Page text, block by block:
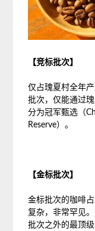
【竞标批次】
仅占瑰夏村全年
批次，仅能通过
分为冠军甄选（
Reserve）。
【金标批次】
金标批次的咖啡
复杂，非常罕见
批次之外的最顶